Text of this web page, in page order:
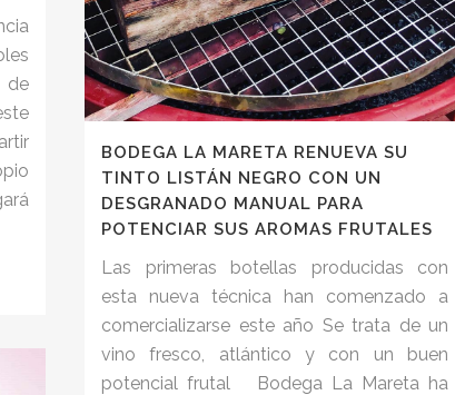
de
BODEGA LA MARETA RENUEVA SU
TINTO LISTÁN NEGRO CON UN
DESGRANADO MANUAL PARA
POTENCIAR SUS AROMAS FRUTALES
Las primeras botellas producidas con
esta nueva técnica han comenzado a
comercializarse este año Se trata de un
vino fresco, atlántico y con un buen
potencial frutal Bodega La Mareta ha